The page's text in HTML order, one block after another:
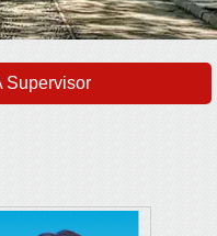
Supervisor